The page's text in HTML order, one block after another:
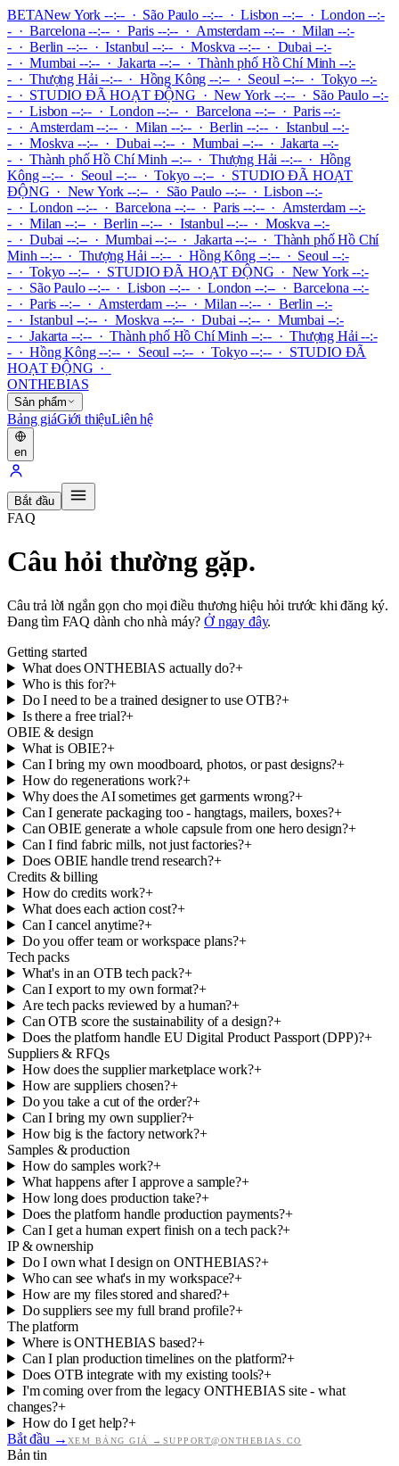
BETANew York --:-- · São Paulo --:-- · Lisbon --:-- · London --:-
- · Barcelona --:-- · Paris --:-- · Amsterdam --:-- · Milan --:-
- · Berlin --:-- · Istanbul --:-- · Moskva --:-- · Dubai --:-
- · Mumbai --:-- · Jakarta --:-- · Thành phố Hồ Chí Minh --:-
- · Thượng Hải --:-- · Hồng Kông --:-- · Seoul --:-- · Tokyo --:-
-· STUDIO ĐÃ HOẠT ĐỘNG ·New York --:-- · São Paulo --:-
- · Lisbon --:-- · London --:-- · Barcelona --:-- · Paris --:-
- · Amsterdam --:-- · Milan --:-- · Berlin --:-- · Istanbul --:-
- · Moskva --:-- · Dubai --:-- · Mumbai --:-- · Jakarta --:-
- · Thành phố Hồ Chí Minh --:-- · Thượng Hải --:-- · Hồng
Kông --:-- · Seoul --:-- · Tokyo --:-- · STUDIO ĐÃ HOẠT
ĐỘNG · New York --:-- · São Paulo --:-- · Lisbon --:-
- · London --:-- · Barcelona --:-- · Paris --:-- · Amsterdam --:-
- · Milan --:-- · Berlin --:-- · Istanbul --:-- · Moskva --:-
- · Dubai --:-- · Mumbai --:-- · Jakarta --:-- · Thành phố Hồ Chí
Minh --:-- · Thượng Hải --:-- · Hồng Kông --:-- · Seoul --:-
- · Tokyo --:-- · STUDIO ĐÃ HOẠT ĐỘNG · New York --:-
- · São Paulo --:-- · Lisbon --:-- · London --:-- · Barcelona --:-
- · Paris --:-- · Amsterdam --:-- · Milan --:-- · Berlin --:-
- · Istanbul --:-- · Moskva --:-- · Dubai --:-- · Mumbai --:-
- · Jakarta --:-- · Thành phố Hồ Chí Minh --:-- · Thượng Hải --:-
- · Hồng Kông --:-- · Seoul --:-- · Tokyo --:--· STUDIO ĐÃ
HOẠT ĐỘNG ·
ONTHEBIAS
Sản phẩm
Bảng giáGiới thiệuLiên hệ
en
Bắt đầu
FAQ
Câu hỏi thường gặp.
Câu trả lời ngắn gọn cho mọi điều thương hiệu hỏi trước khi đăng ký.
Đang tìm FAQ dành cho nhà máy?Ở ngay đây.
Getting started
What does ONTHEBIAS actually do?+
Who is this for?+
Do I need to be a trained designer to use OTB?+
Is there a free trial?+
OBIE & design
What is OBIE?+
Can I bring my own moodboard, photos, or past designs?+
How do regenerations work?+
Why does the AI sometimes get garments wrong?+
Can I generate packaging too - hangtags, mailers, boxes?+
Can OBIE generate a whole capsule from one hero design?+
Can I find fabric mills, not just factories?+
Does OBIE handle trend research?+
Credits & billing
How do credits work?+
What does each action cost?+
Can I cancel anytime?+
Do you offer team or workspace plans?+
Tech packs
What's in an OTB tech pack?+
Can I export to my own format?+
Are tech packs reviewed by a human?+
Can OTB score the sustainability of a design?+
Does the platform handle EU Digital Product Passport (DPP)?+
Suppliers & RFQs
How does the supplier marketplace work?+
How are suppliers chosen?+
Do you take a cut of the order?+
Can I bring my own supplier?+
How big is the factory network?+
Samples & production
How do samples work?+
What happens after I approve a sample?+
How long does production take?+
Does the platform handle production payments?+
Can I get a human expert finish on a tech pack?+
IP & ownership
Do I own what I design on ONTHEBIAS?+
Who can see what's in my workspace?+
How are my files stored and shared?+
Do suppliers see my full brand profile?+
The platform
Where is ONTHEBIAS based?+
Can I plan production timelines on the platform?+
Does OTB integrate with my existing tools?+
I'm coming over from the legacy ONTHEBIAS site - what
changes?+
How do I get help?+
Bắt đầu → XEM BẢNG GIÁ → SUPPORT@ONTHEBIAS.CO
Bản tin